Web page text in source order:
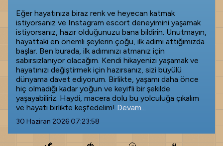
Eğer hayatınıza biraz renk ve heyecan katmak
istiyorsanız ve Instagram escort deneyimini yaşamak
istiyorsanız, hazır olduğunuzu bana bildirin. Unutmayın,
hayattaki en önemli şeylerin çoğu, ilk adımı attığımızda
başlar. Ben burada, ilk adımınızı atmanız için
sabırsızlanıyor olacağım. Kendi hikayenizi yaşamak ve
hayatınızı değiştirmek için hazırsanız, sizi büyülü
dünyama davet ediyorum. Birlikte, yaşamı daha önce
hiç olmadığı kadar yoğun ve keyifli bir şekilde
yaşayabiliriz. Haydi, macera dolu bu yolculuğa çıkalım
ve hayatı birlikte keşfedelim! Devam...
30 Haziran 2026 07:23:58